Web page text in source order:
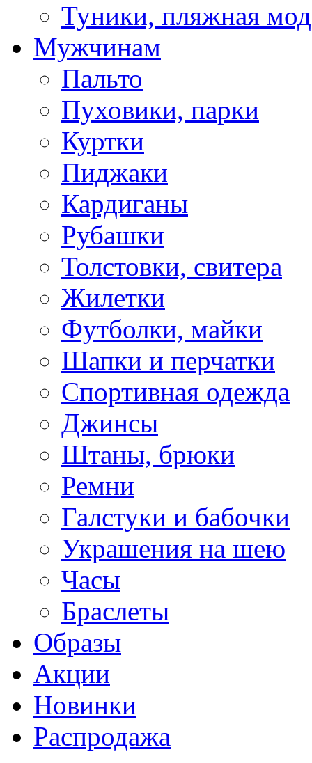
Туники, пляжная
Мужчинам
Пальто
Пуховики, парки
Куртки
Пиджаки
Кардиганы
Рубашки
Толстовки, свитера
Жилетки
Футболки, майки
Шапки и перчатки
Спортивная одежда
Джинсы
Штаны, брюки
Ремни
Галстуки и бабочки
Украшения на шею
Часы
Браслеты
Образы
Акции
Новинки
Распродажа